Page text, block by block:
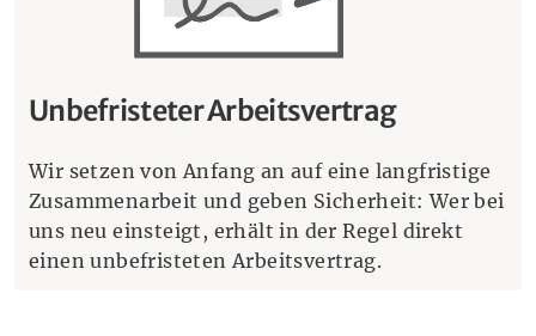
Unbefristeter Arbeitsvertrag
Wir setzen von Anfang an auf eine langfristige
Zusammenarbeit und geben Sicherheit: Wer bei
uns neu einsteigt, erhält in der Regel direkt
einen unbefristeten Arbeitsvertrag.